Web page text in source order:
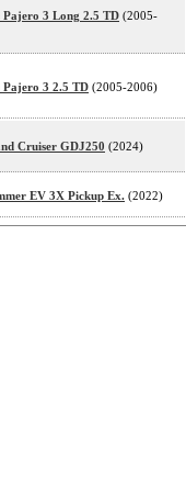
Pajero 3 Long 2.5 TD (2005-
Pajero 3 2.5 TD (2005-2006)
Cruiser GDJ250 (2024)
EV 3X Pickup Ex. (2022)